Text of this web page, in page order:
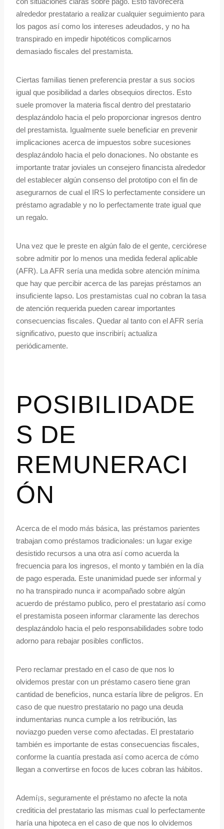
alrededor prestatario a realizar cualquier seguimiento para
los pagos así­ como los intereses adeudados, y no ha
transpirado en impedir hipotéticos complicarnos
demasiado fiscales del prestamista.
Ciertas familias tienen preferencia prestar a sus socios
igual que posibilidad a darles obsequios directos. Esto
suele promover la materia fiscal dentro del prestatario
desplazándolo hacia el pelo proporcionar ingresos dentro
del prestamista. Igualmente suele beneficiar en prevenir
implicaciones acerca de impuestos sobre sucesiones
desplazándolo hacia el pelo donaciones. No obstante es
importante tratar joviales un consejero financista alrededor
del establecer algún consenso del prototipo con el fin de
asegurarnos de cual el IRS lo perfectamente considere un
préstamo agradable y no lo perfectamente trate igual que
un regalo.
Una vez que le preste en algún falo de el gente, cerciórese
sobre admitir por lo menos una medida federal aplicable
(AFR). La AFR serí­a una medida sobre atención mínima
que hay que percibir acerca de las parejas préstamos an
insuficiente lapso. Los prestamistas cual no cobran la tasa
de atención requerida pueden carear importantes
consecuencias fiscales. Quedar al tanto con el AFR serí­a
significativo, puesto que inscribirí¡ actualiza
periódicamente.
POSIBILIDADE
S DE
REMUNERACI
ÓN
Acerca de el modo más básica, las préstamos parientes
trabajan como préstamos tradicionales: un lugar exige
desistido recursos a una otra así­ como acuerda la
frecuencia para los ingresos, el monto y también en la día
de pago esperada. Este unanimidad puede ser informal y
no ha transpirado nunca ir acompañado sobre algún
acuerdo de préstamo publico, pero el prestatario así­ como
el prestamista poseen informar claramente las derechos
desplazándolo hacia el pelo responsabilidades sobre todo
adorno para rebajar posibles conflictos.
Pero reclamar prestado en el caso de que nos lo
olvidemos prestar con un préstamo casero tiene gran
cantidad de beneficios, nunca estaría libre de peligros. En
caso de que nuestro prestatario no pago una deuda
indumentarias nunca cumple a los retribución, las
noviazgo pueden verse como afectadas. El prestatario
también es importante de estas consecuencias fiscales,
conforme la cuantía prestada así­ como acerca de cómo
llegan a convertirse en focos de luces cobran las hábitos.
Ademí¡s, seguramente el préstamo no afecte la nota
crediticia del prestatario las mismas cual lo perfectamente
haría una hipoteca en el caso de que nos lo olvidemos